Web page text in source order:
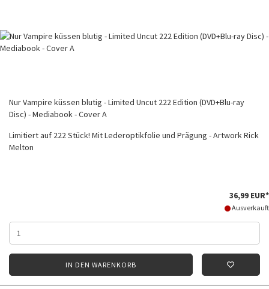
Nur Vampire küssen blutig - Limited Uncut 222 Edition (DVD+Blu-ray
Disc) - Mediabook - Cover A
Limitiert auf 222 Stück! Mit Lederoptikfolie und Prägung - Artwork Rick
Melton
36,99 EUR*
Ausverkauft
IN DEN WARENKORB